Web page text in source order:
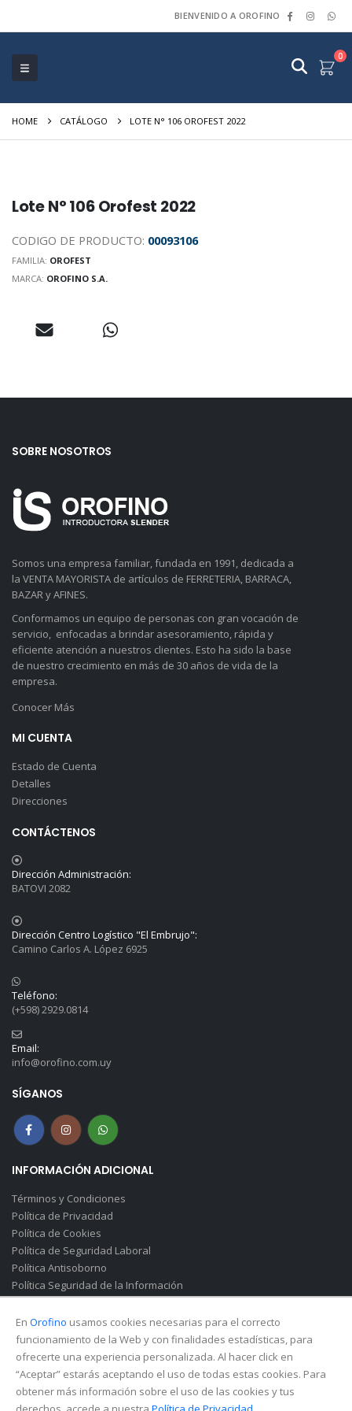
BIENVENIDO A OROFINO
0
HOME CATÁLOGO LOTE N° 106 OROFEST 2022
Lote N° 106 Orofest 2022
CODIGO DE PRODUCTO: 00093106
FAMILIA: OROFEST
MARCA: OROFINO S.A.
SOBRE NOSOTROS
Somos una empresa familiar, fundada en 1991, dedicada a
la VENTA MAYORISTA de artículos de FERRETERIA, BARRACA,
BAZAR y AFINES.
Conformamos un equipo de personas con gran vocación de
servicio, enfocadas a brindar asesoramiento, rápida y
eficiente atención a nuestros clientes. Esto ha sido la base
de nuestro crecimiento en más de 30 años de vida de la
empresa.
Conocer Más
MI CUENTA
Estado de Cuenta
Detalles
Direcciones
CONTÁCTENOS
Dirección Administración:
BATOVI 2082
Dirección Centro Logístico "El Embrujo":
Camino Carlos A. López 6925
Teléfono:
(+598) 2929.0814
Email:
info@orofino.com.uy
SÍGANOS
INFORMACIÓN ADICIONAL
Términos y Condiciones
Política de Privacidad
Política de Cookies
Política de Seguridad Laboral
Política Antisoborno
Política Seguridad de la Información
Canal de Denuncias(Soborno)
En Orofino usamos cookies necesarias para el correcto
funcionamiento de la Web y con finalidades estadísticas, para
ofrecerte una experiencia personalizada. Al hacer click en
“Aceptar” estarás aceptando el uso de todas estas cookies. Para
obtener más información sobre el uso de las cookies y tus